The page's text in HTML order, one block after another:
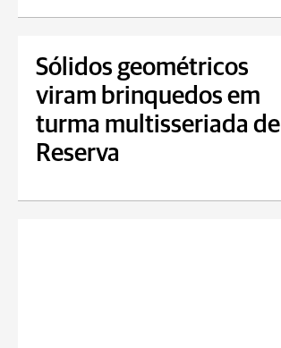
Sólidos geométricos
viram brinquedos em
turma multisseriada de
Reserva